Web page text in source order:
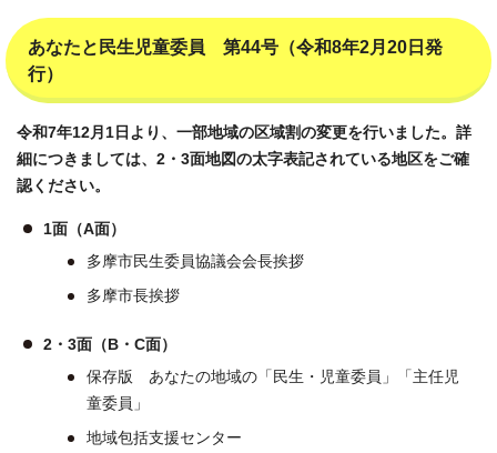
あなたと民生児童委員 第44号（令和8年2月20日発
行）
令和7年12月1日より、一部地域の区域割の変更を行いました。詳
細につきましては、2・3面地図の太字表記されている地区をご確
認ください。
1面（A面）
多摩市民生委員協議会会長挨拶
多摩市長挨拶
2・3面（B・C面）
保存版 あなたの地域の「民生・児童委員」「主任児
童委員」
地域包括支援センター